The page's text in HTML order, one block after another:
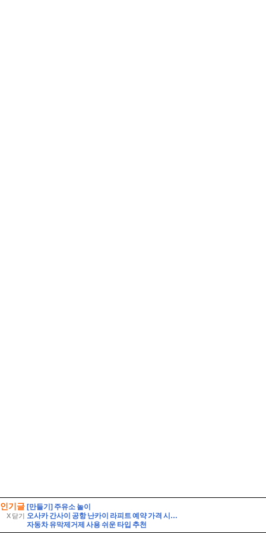
인기글
X 닫기
[만들기] 주유소 놀이
오사카 간사이 공항 난카이 라피트 예약 가격 시간표 타는법
자동차 유막제거제 사용 쉬운 타입 추천